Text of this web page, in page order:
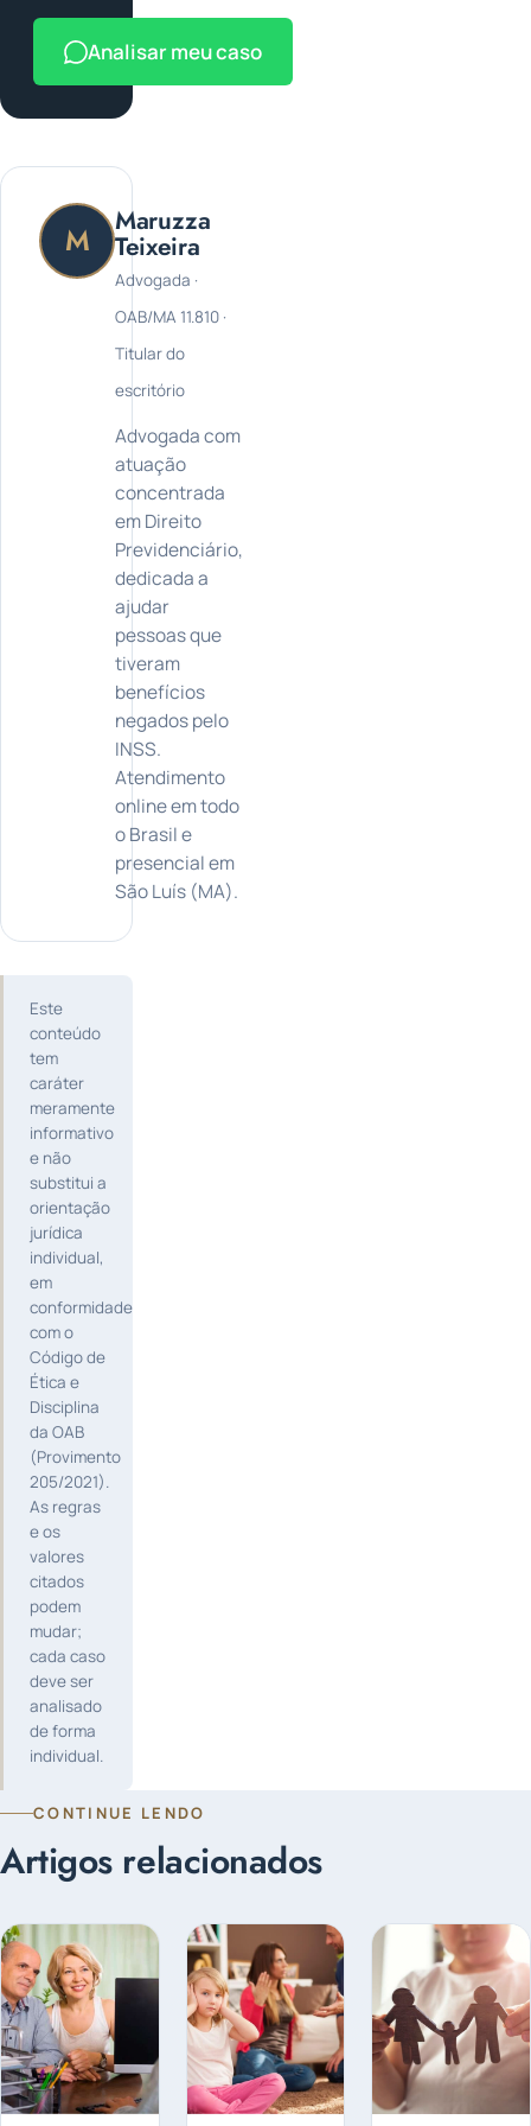
Analisar meu caso
M Maruzza
Teixeira
Advogada ·
OAB/MA 11.810 ·
Titular do
escritório
Advogada com
atuação
concentrada
em Direito
Previdenciário,
dedicada a
ajudar
pessoas que
tiveram
benefícios
negados pelo
INSS.
Atendimento
online em todo
o Brasil e
presencial em
São Luís (MA).
Este
conteúdo
tem
caráter
meramente
informativo
e não
substitui a
orientação
jurídica
individual,
em
conformidade
com o
Código de
Ética e
Disciplina
da OAB
(Provimento
205/2021).
As regras
e os
valores
citados
podem
mudar;
cada caso
deve ser
analisado
de forma
individual.
CONTINUE LENDO
Artigos relacionados